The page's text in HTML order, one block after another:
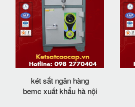
két sắt ngân hàng
bemc xuất khẩu hà nội